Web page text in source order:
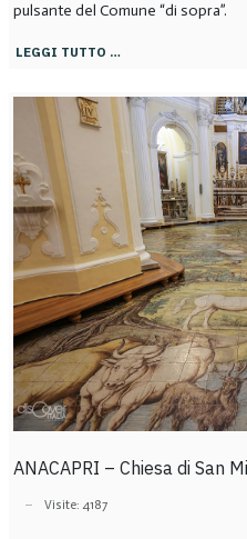
pulsante del Comune “di sopra”.
LEGGI TUTTO …
ANACAPRI – Chiesa di San
Visite: 4187